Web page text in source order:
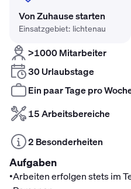
Von Zuhause starten
Einsatzgebiet: lichtenau
>1000 Mitarbeiter
30 Urlaubstage
Ein paar Tage pro
15 Arbeitsbereiche
2 Besonderheiten
Aufgaben
•Arbeiten erfolgen stets im